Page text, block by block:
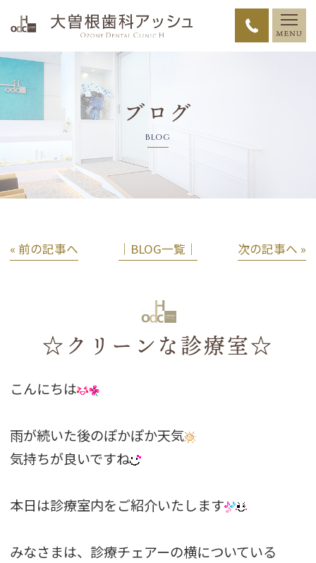
ブログ
BLOG
« 前の記事へ │BLOG一覧│ 次の記事へ »
☆クリーンな診療室☆
こんにちは
雨が続いた後のぽかぽか天気
気持ちが良いですね
本日は診療室内をご紹介いたします
みなさまは、診療チェアーの横についている